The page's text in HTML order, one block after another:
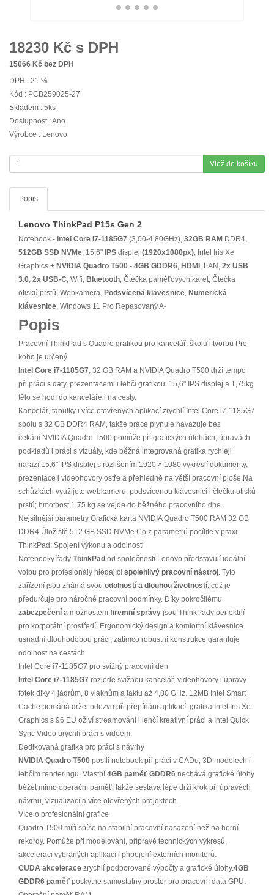
18230 Kč s DPH
15066 Kč bez DPH
DPH : 21 %
Kód : PCB259025-27
Skladem : 5ks
Dostupnost : Ano
Výrobce : Lenovo
Vlož do košíku
Popis
Lenovo ThinkPad P15s Gen 2
Notebook - Intel Core i7-1185G7 (3,00-4,80GHz), 32GB RAM DDR4,
512GB SSD NVMe, 15,6" IPS displej (1920x1080px), Intel Iris Xe
Graphics + NVIDIA Quadro T500 - 4GB GDDR6, HDMI , LAN, 2x USB
3.0, 2x USB-C, Wifi, Bluetooth, Čtečka paměťových karet, Čtečka
otisků prstů, Webkamera, Podsvícená klávesnice, Numerická
klávesnice, Windows 11 Pro Repasovaný A-
Popis
Pracovní ThinkPad s Quadro grafikou pro kancelář, školu i tvorbu Pro
koho je určený
Intel Core i7-1185G7, 32 GB RAM a NVIDIA Quadro T500 drží tempo
při práci s daty, prezentacemi i lehčí grafikou. 15,6" IPS displej a 1,75kg
tělo se hodí do kanceláře i na cesty.
Kancelář, tabulky i více otevřených aplikací zrychlí Intel Core i7-1185G7
spolu s 32 GB DDR4 RAM, takže práce plynule navazuje bez
čekání.NVIDIA Quadro T500 pomůže při grafických úlohách, úpravách
podkladů i práci s vizuály, kde běžná integrovaná grafika rychleji
narazí.15,6" IPS displej s rozlišením 1920 × 1080 vykreslí dokumenty,
prezentace i videohovory ostře a přehledně na větší pracovní ploše.Na
schůzkách využijete webkameru, podsvícenou klávesnici i čtečku otisků
prstů; hmotnost 1,75 kg se vejde do běžného pracovního dne.
Nejsilnější parametry Grafická karta NVIDIA Quadro T500 RAM 32 GB
DDR4 Úložiště 512 GB SSD NVMe Co z parametrů pocítíte v praxi
ThinkPad: Spojení výkonu a odolnosti
Notebooky řady ThinkPad od společnosti Lenovo představují ideální
volbu pro profesionály hledající spolehlivý pracovní nástroj. Tyto
zařízení jsou známá svou odolností a dlouhou životností, což je
předurčuje pro náročné pracovní podmínky. Díky pokročilému
zabezpečení a možnostem firemní správy jsou ThinkPady perfektní
pro korporátní prostředí. Ergonomický design a komfortní klávesnice
usnadní dlouhodobou práci, zatímco robustní konstrukce garantuje
odolnost na cestách.
Intel Core i7-1185G7 pro svižný pracovní den
Intel Core i7-1185G7 rozjede svižnou kancelář, videohovory i úpravy
fotek díky 4 jádrům, 8 vláknům a taktu až 4,80 GHz. 12MB Intel Smart
Cache pomáhá držet odezvu při přepínání aplikací, grafika Intel Iris Xe
Graphics s 96 EU oživí streamování i lehčí kreativní práci a Intel Quick
Sync Video urychlí práci s videem.
Dedikovaná grafika pro práci s návrhy
NVIDIA Quadro T500 posílí notebook při práci v CADu, 3D modelech i
lehčím renderingu. Vlastní 4GB paměť GDDR6 nechává grafické úlohy
běžet mimo operační paměť, takže sestava lépe drží krok při úpravách
návrhů, vizualizací a více otevřených projektech.
Více o profesionální grafice
Quadro T500 míří spíše na stabilní pracovní nasazení než na herní
rekordy. Pomůže při modelování, přípravě technických výkresů,
akceleraci vybraných aplikací i připojení externích monitorů.
CUDA akcelerace zrychlí podporované výpočty a grafické úlohy.4GB
GDDR6 paměť poskytne samostatný prostor pro pracovní data GPU.